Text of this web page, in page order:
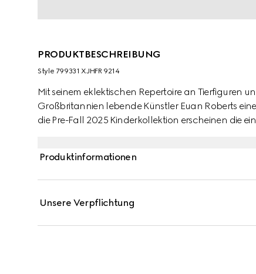
PRODUKTBESCHREIBUNG
Style ‎799331 XJHFR 9214
Mit seinem eklektischen Repertoire an Tierfiguren
Großbritannien lebende Künstler Euan Roberts
die Pre-Fall 2025 Kinderkollektion erscheinen die
Produktinformationen
Unsere Verpflichtung